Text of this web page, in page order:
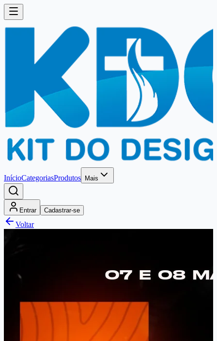
InícioCategoriasProdutos Mais
Entrar Cadastrar-se
Voltar